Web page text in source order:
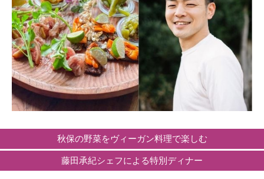
秋保の野菜をヴィーガン料理で楽しむ
藤田承紀シェフによる特別ディナー